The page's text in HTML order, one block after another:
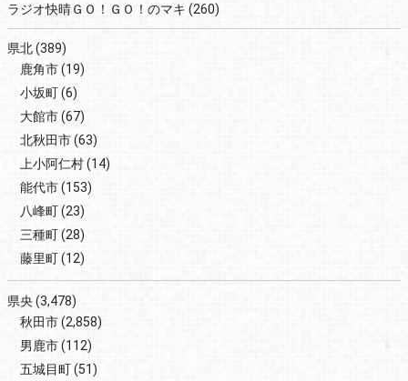
ラジオ快晴ＧＯ！ＧＯ！のマキ (260)
県北(389)
鹿角市(19)
小坂町(6)
大館市(67)
北秋田市(63)
上小阿仁村(14)
能代市(153)
八峰町(23)
三種町(28)
藤里町(12)
県央 (3,478)
秋田市(2,858)
男鹿市(112)
五城目町(51)